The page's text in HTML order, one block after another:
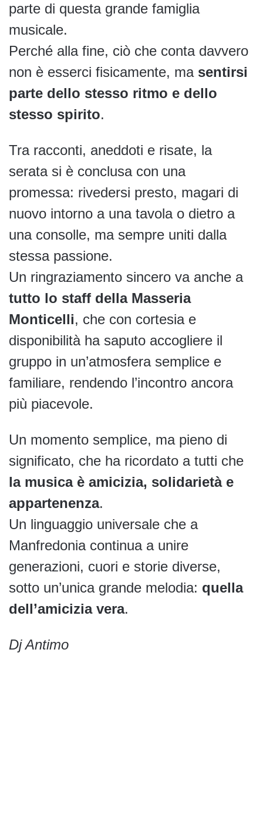
parte di questa grande famiglia
musicale.
Perché alla fine, ciò che conta davvero
non è esserci fisicamente, ma sentirsi
parte dello stesso ritmo e dello
stesso spirito.
Tra racconti, aneddoti e risate, la
serata si è conclusa con una
promessa: rivedersi presto, magari di
nuovo intorno a una tavola o dietro a
una consolle, ma sempre uniti dalla
stessa passione.
Un ringraziamento sincero va anche a
tutto lo staff della Masseria
Monticelli, che con cortesia e
disponibilità ha saputo accogliere il
gruppo in un’atmosfera semplice e
familiare, rendendo l’incontro ancora
più piacevole.
Un momento semplice, ma pieno di
significato, che ha ricordato a tutti che
la musica è amicizia, solidarietà e
appartenenza.
Un linguaggio universale che a
Manfredonia continua a unire
generazioni, cuori e storie diverse,
sotto un’unica grande melodia: quella
dell’amicizia vera.
Dj Antimo